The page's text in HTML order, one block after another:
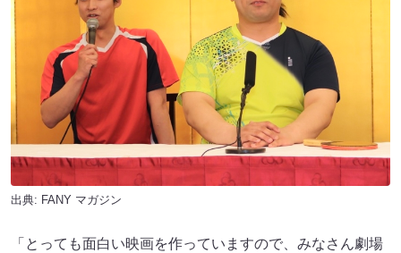
出典: FANY マガジン
「とっても面白い映画を作っていますので、みなさん劇場